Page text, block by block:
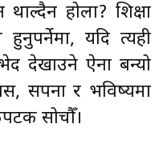
होला? शिक्षा
यदि त्यही
देखाउने ऐना बन्यो
सपना र भविष्यमा
सोचौँ।